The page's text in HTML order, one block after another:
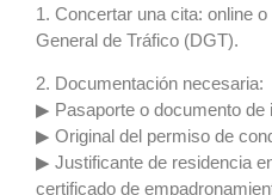
1. Concertar una cita: online
General de Tráfico (DGT).
2. Documentación necesaria:
▶ Pasaporte o documento de
▶ Original del permiso de
▶ Justificante de residencia
certificado de